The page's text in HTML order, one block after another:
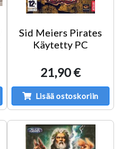
Sid Meiers Pirates
Käytetty PC
21,90 €
Lisää ostoskoriin